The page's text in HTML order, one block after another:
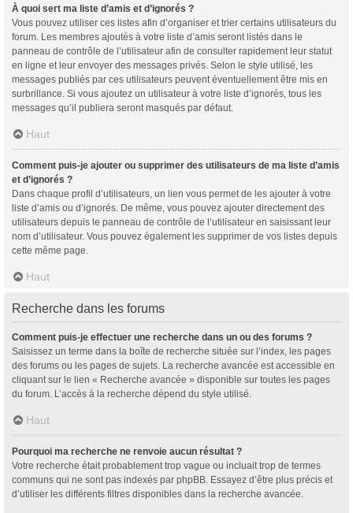
À quoi sert ma liste d’amis et d’ignorés ?
Vous pouvez utiliser ces listes afin d’organiser et trier certains utilisateurs du
forum. Les membres ajoutés à votre liste d’amis seront listés dans le
panneau de contrôle de l’utilisateur afin de consulter rapidement leur statut
en ligne et leur envoyer des messages privés. Selon le style utilisé, les
messages publiés par ces utilisateurs peuvent éventuellement être mis en
surbrillance. Si vous ajoutez un utilisateur à votre liste d’ignorés, tous les
messages qu’il publiera seront masqués par défaut.
Haut
Comment puis-je ajouter ou supprimer des utilisateurs de ma liste d’amis
et d’ignorés ?
Dans chaque profil d’utilisateurs, un lien vous permet de les ajouter à votre
liste d’amis ou d’ignorés. De même, vous pouvez ajouter directement des
utilisateurs depuis le panneau de contrôle de l’utilisateur en saisissant leur
nom d’utilisateur. Vous pouvez également les supprimer de vos listes depuis
cette même page.
Haut
Recherche dans les forums
Comment puis-je effectuer une recherche dans un ou des forums ?
Saisissez un terme dans la boîte de recherche située sur l’index, les pages
des forums ou les pages de sujets. La recherche avancée est accessible en
cliquant sur le lien « Recherche avancée » disponible sur toutes les pages
du forum. L’accès à la recherche dépend du style utilisé.
Haut
Pourquoi ma recherche ne renvoie aucun résultat ?
Votre recherche était probablement trop vague ou incluait trop de termes
communs qui ne sont pas indexés par phpBB. Essayez d’être plus précis et
d’utiliser les différents filtres disponibles dans la recherche avancée.